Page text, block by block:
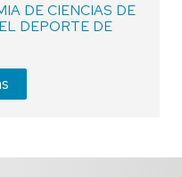
DE CIENCIAS DE
DEPORTE DE